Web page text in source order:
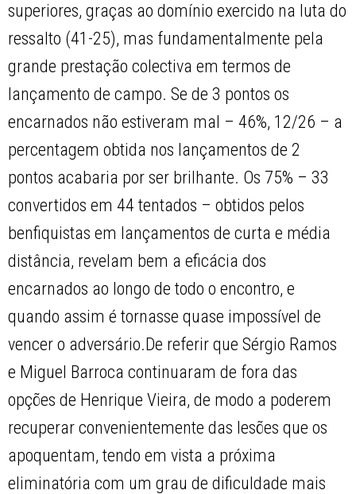
superiores, graças ao domínio exercido na luta do
ressalto (41-25), mas fundamentalmente pela
grande prestação colectiva em termos de
lançamento de campo. Se de 3 pontos os
encarnados não estiveram mal – 46%, 12/26 – a
percentagem obtida nos lançamentos de 2
pontos acabaria por ser brilhante. Os 75% – 33
convertidos em 44 tentados – obtidos pelos
benfiquistas em lançamentos de curta e média
distância, revelam bem a eficácia dos
encarnados ao longo de todo o encontro, e
quando assim é tornasse quase impossível de
vencer o adversário.De referir que Sérgio Ramos
e Miguel Barroca continuaram de fora das
opções de Henrique Vieira, de modo a poderem
recuperar convenientemente das lesões que os
apoquentam, tendo em vista a próxima
eliminatória com um grau de dificuldade mais